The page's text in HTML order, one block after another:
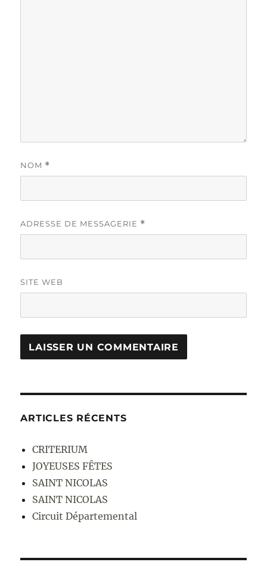
NOM *
ADRESSE DE MESSAGERIE *
SITE WEB
ARTICLES RÉCENTS
CRITERIUM
JOYEUSES FÊTES
SAINT NICOLAS
SAINT NICOLAS
Circuit Départemental